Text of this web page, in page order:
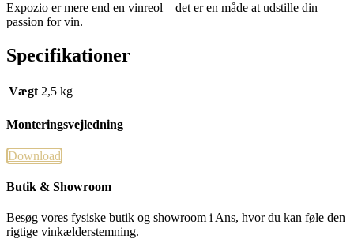
Expozio er mere end en vinreol – det er en måde at udstille din
passion for vin.
Specifikationer
Vægt 2,5 kg
Monteringsvejledning
Download
Butik & Showroom
Besøg vores fysiske butik og showroom i Ans, hvor du kan føle den
rigtige vinkælderstemning.